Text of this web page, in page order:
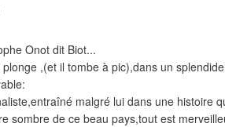
Onot dit Biot...
,(et il tombe à pic),dans un
malgré lui dans une histoire
sombre de ce beau pays,tout est